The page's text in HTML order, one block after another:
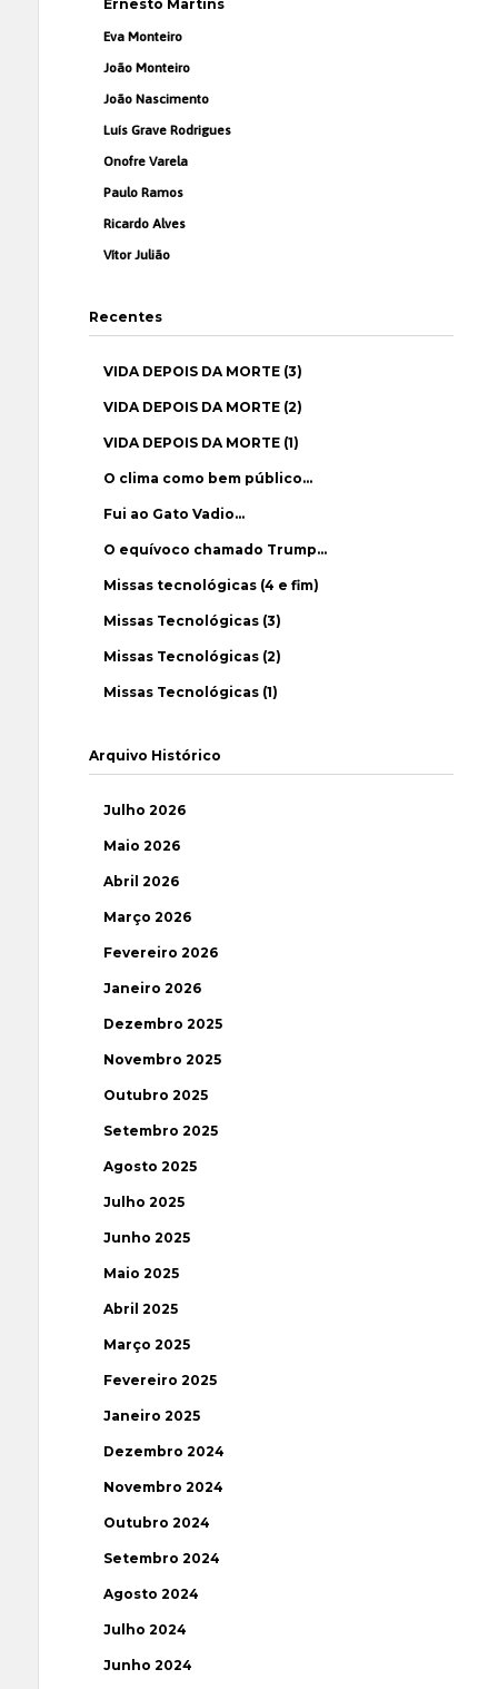
Ernesto Martins
Eva Monteiro
João Monteiro
João Nascimento
Luís Grave Rodrigues
Onofre Varela
Paulo Ramos
Ricardo Alves
Vítor Julião
Recentes
VIDA DEPOIS DA MORTE (3)
VIDA DEPOIS DA MORTE (2)
VIDA DEPOIS DA MORTE (1)
O clima como bem público…
Fui ao Gato Vadio…
O equívoco chamado Trump…
Missas tecnológicas (4 e fim)
Missas Tecnológicas (3)
Missas Tecnológicas (2)
Missas Tecnológicas (1)
Arquivo Histórico
Julho 2026
Maio 2026
Abril 2026
Março 2026
Fevereiro 2026
Janeiro 2026
Dezembro 2025
Novembro 2025
Outubro 2025
Setembro 2025
Agosto 2025
Julho 2025
Junho 2025
Maio 2025
Abril 2025
Março 2025
Fevereiro 2025
Janeiro 2025
Dezembro 2024
Novembro 2024
Outubro 2024
Setembro 2024
Agosto 2024
Julho 2024
Junho 2024